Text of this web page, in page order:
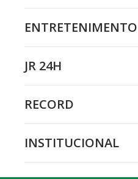
ENTRETENIMENTO
JR 24H
RECORD
INSTITUCIONAL